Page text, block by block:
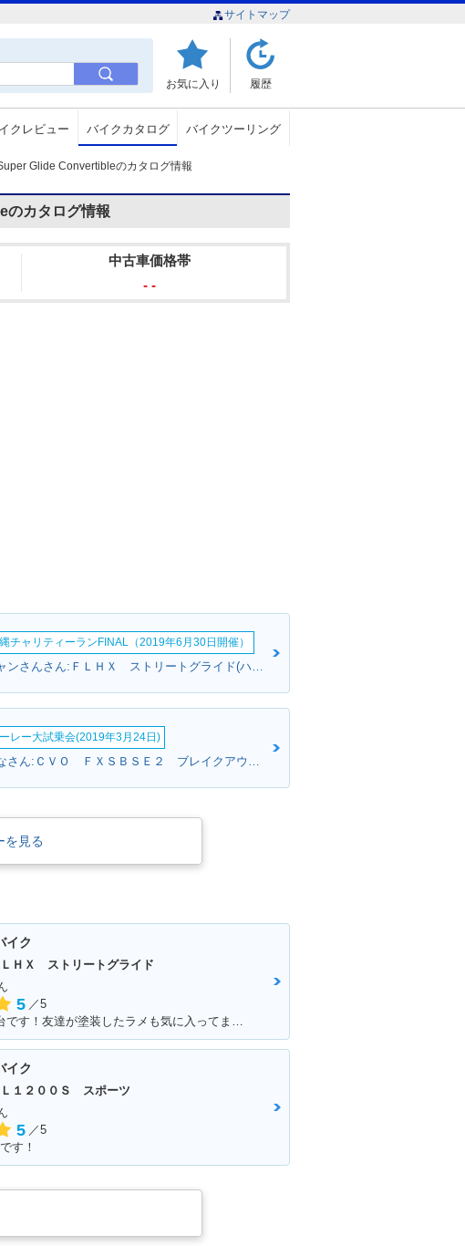
サイトマップ
お気に入り 履歴
クレビュー バイクカタログ バイクツーリング
Glide Convertibleのカタログ情報
カタログ情報
中古車価格帯
- -
チャリティーランFINAL（2019年6月30日開催）
ジャンさんさん:ＦＬＨＸ ストリートグライド(ハーレーダビッドソン)
レー大試乗会(2019年3月24日)
たなさん:ＣＶＯ ＦＸＳＢＳＥ２ ブレイクアウト(ハーレーダビッドソン)
を見る
イク
ＬＨＸ ストリートグライド
5 ／5
満足ポイント:大満足の1台です！友達が塗装したラメも気に入ってます！
イク
Ｌ１２００Ｓ スポーツ
5 ／5
す！